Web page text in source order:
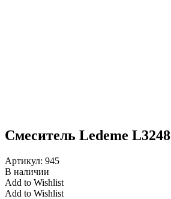
Смеситель Ledeme L3248
Артикул: 945
В наличии
Add to Wishlist
Add to Wishlist